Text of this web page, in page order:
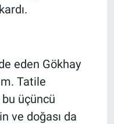
eden Gökhay
Tatile
üçüncü
ve doğası da